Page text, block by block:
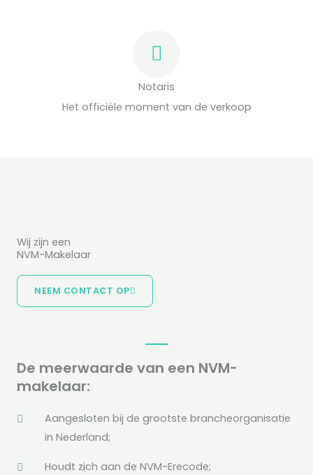
Notaris
Het officiële moment van de verkoop
Wij zijn een
NVM-Makelaar
NEEM CONTACT OP
De meerwaarde van een NVM-
makelaar:
Aangesloten bij de grootste brancheorganisatie
in Nederland;
Houdt zich aan de NVM-Erecode;